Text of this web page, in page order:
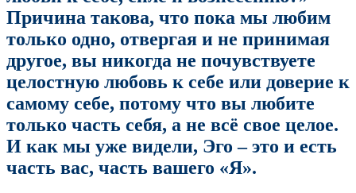
Причина такова, что пока мы любим
только одно, отвергая и не принимая
другое, вы никогда не почувствуете
целостную любовь к себе или доверие к
самому себе, потому что вы любите
только часть себя, а не всё свое целое.
И как мы уже видели, Эго – это и есть
часть вас, часть вашего «Я».